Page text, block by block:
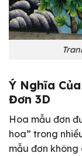
Ý Nghĩa
Đơn 3D
Hoa mẫu đơn
hoa” trong
mẫu đơn